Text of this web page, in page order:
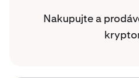
Nakupujte a